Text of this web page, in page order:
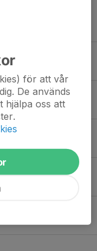
klubben har!
för att vår
De används
hjälpa oss att